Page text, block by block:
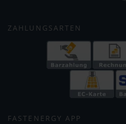
ZAHLUNGSARTEN
FASTENERGY APP